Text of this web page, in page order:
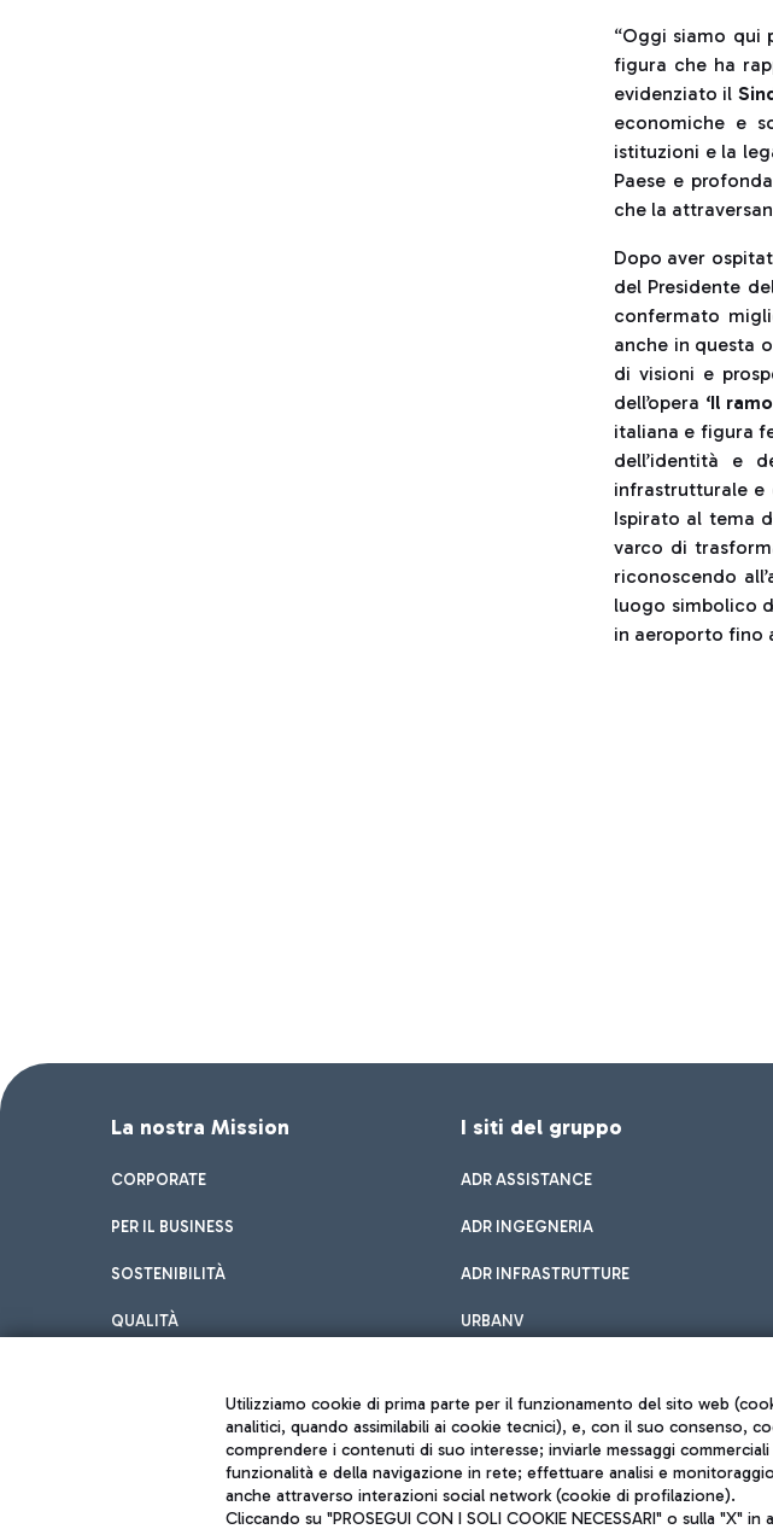
“Oggi siamo qui
figura che ha
evidenziato il
economiche e
istituzioni e la
Paese e
che la
Dopo aver
del Presidente
confermato
anche in questa
di visioni e
dell’opera ‘Il
italiana e figura
dell’identità e
infrastrutturale e
Ispirato al tema
varco di
riconoscendo
luogo simbolico
in aeroporto fino
La nostra Mission
CORPORATE
PER IL BUSINESS
SOSTENIBILITÀ
QUALITÀ
I siti del gruppo
ADR ASSISTANCE
ADR INGEGNERIA
ADR INFRASTRUTTURE
URBANV
Utilizziamo cookie di prima parte per il funzionamento del sito web
analitici, quando assimilabili ai cookie tecnici), e, con il suo consenso,
comprendere i contenuti di suo interesse; inviarle messaggi
funzionalità e della navigazione in rete; effettuare analisi e
anche attraverso interazioni social network (cookie di profilazione).
Cliccando su "PROSEGUI CON I SOLI COOKIE NECESSARI" o sulla